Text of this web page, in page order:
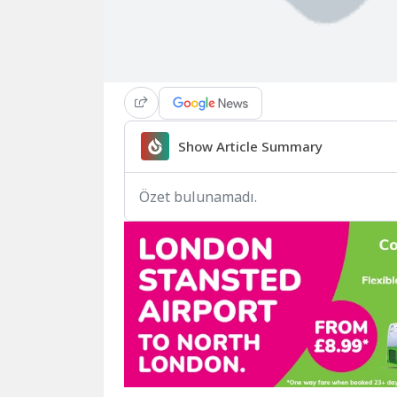
Show Article Summary
Özet bulunamadı.